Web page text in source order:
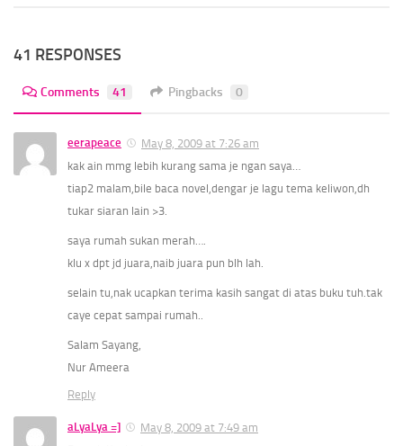
41 RESPONSES
Comments 41 Pingbacks 0
eerapeace
May 8, 2009 at 7:26 am
kak ain mmg lebih kurang sama je ngan saya…
tiap2 malam,bile baca novel,dengar je lagu tema keliwon,dh
tukar siaran lain >3.
saya rumah sukan merah….
klu x dpt jd juara,naib juara pun blh lah.
selain tu,nak ucapkan terima kasih sangat di atas buku tuh.tak
caye cepat sampai rumah..
Salam Sayang,
Nur Ameera
Reply
aLyaLya =]
May 8, 2009 at 7:49 am